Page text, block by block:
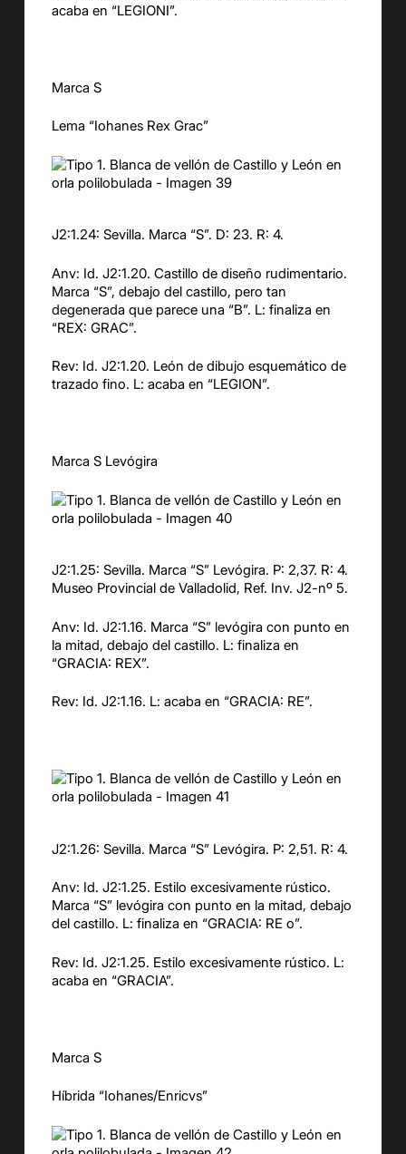
acaba en “LEGIONI”.
Marca S
Lema “Iohanes Rex Grac”
J2:1.24: Sevilla. Marca “S”. D: 23. R: 4.
Anv: Id. J2:1.20. Castillo de diseño rudimentario.
Marca “S”, debajo del castillo, pero tan
degenerada que parece una “B”. L: finaliza en
“REX: GRAC”.
Rev: Id. J2:1.20. León de dibujo esquemático de
trazado fino. L: acaba en “LEGION”.
Marca S Levógira
J2:1.25: Sevilla. Marca “S” Levógira. P: 2,37. R: 4.
Museo Provincial de Valladolid, Ref. Inv. J2-nº 5.
Anv: Id. J2:1.16. Marca “S” levógira con punto en
la mitad, debajo del castillo. L: finaliza en
“GRACIA: REX”.
Rev: Id. J2:1.16. L: acaba en “GRACIA: RE”.
J2:1.26: Sevilla. Marca “S” Levógira. P: 2,51. R: 4.
Anv: Id. J2:1.25. Estilo excesivamente rústico.
Marca “S” levógira con punto en la mitad, debajo
del castillo. L: finaliza en “GRACIA: RE o”.
Rev: Id. J2:1.25. Estilo excesivamente rústico. L:
acaba en “GRACIA”.
Marca S
Híbrida “Iohanes/Enricvs”